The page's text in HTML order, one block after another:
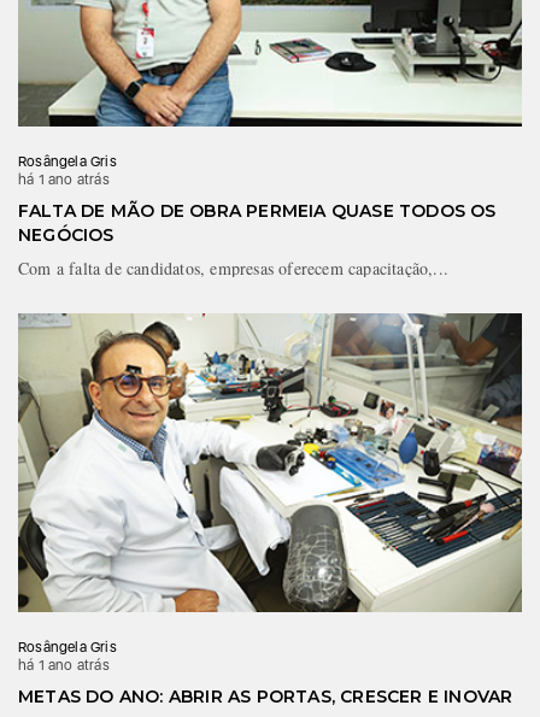
Rosângela Gris
há 1 ano atrás
FALTA DE MÃO DE OBRA PERMEIA QUASE TODOS OS
NEGÓCIOS
Com a falta de candidatos, empresas oferecem capacitação,...
Rosângela Gris
há 1 ano atrás
METAS DO ANO: ABRIR AS PORTAS, CRESCER E INOVAR